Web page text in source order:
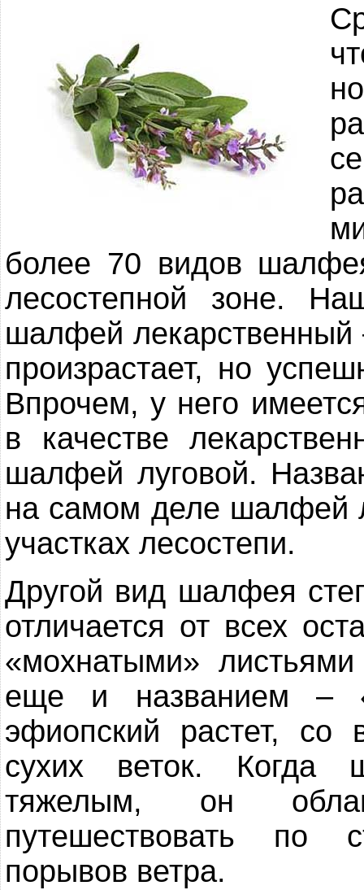
более 70 видов
лесостепной зоне.
шалфей лекарственный
произрастает, но
Впрочем, у него
в качестве
шалфей луговой.
на самом деле шалфей
участках лесостепи.
Другой вид шалфея
отличается от всех
«мохнатыми»
еще и названием –
эфиопский растет,
сухих веток. Когда
тяжелым, он
путешествовать по
порывов ветра.